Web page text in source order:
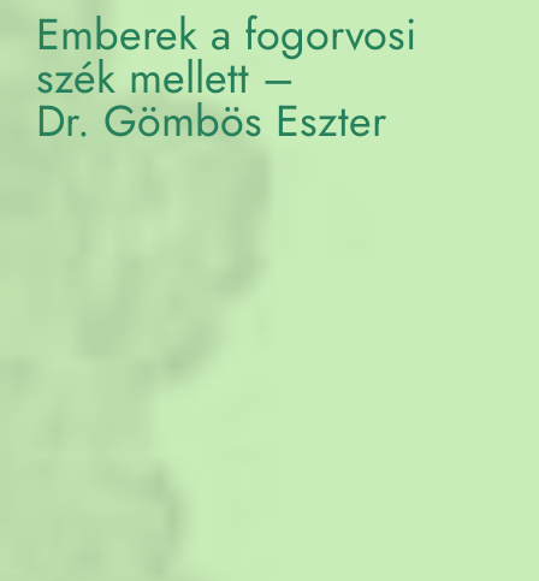
Emberek a fogorvosi
szék mellett –
Dr. Gömbös Eszter